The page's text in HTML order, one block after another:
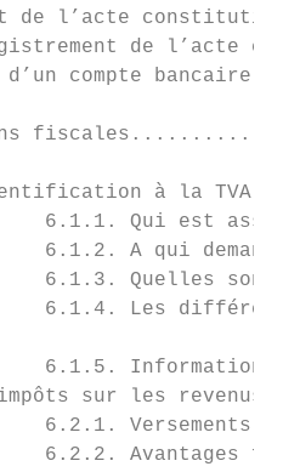
de l’acte constitutif
de l’acte
compte bancaire
à la
6.1.1. Qui est
6.1.2. A qui
6.1.3. Quelles sont
6.1.4. Les
6.1.5.
sur les
6.2.1. Versements
6.2.2. Avantages